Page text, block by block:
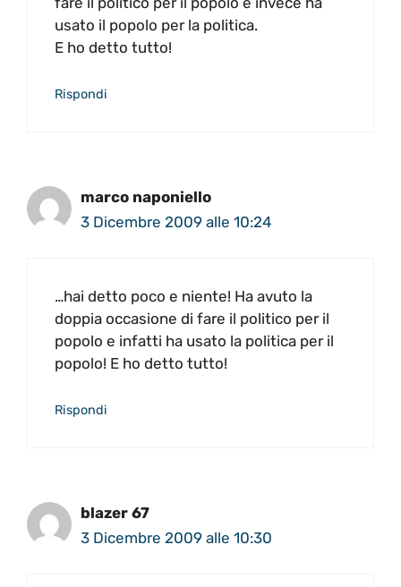
usato il popolo per la politica.
E ho detto tutto!
Rispondi
marco naponiello
3 Dicembre 2009 alle 10:24
…hai detto poco e niente! Ha avuto la
doppia occasione di fare il politico per il
popolo e infatti ha usato la politica per il
popolo! E ho detto tutto!
Rispondi
blazer 67
3 Dicembre 2009 alle 10:30